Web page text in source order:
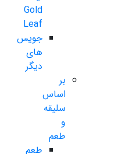
Gold
Leaf
جویس
های
دیگر
بر
اساس
سلیقه
و
طعم
طعم